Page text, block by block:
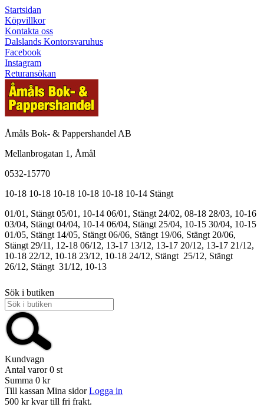
Startsidan
Köpvillkor
Kontakta oss
Dalslands Kontorsvaruhus
Facebook
Instagram
Returansökan
Åmåls Bok- & Pappershandel AB
Mellanbrogatan 1, Åmål
0532-15770
10-18 10-18 10-18 10-18 10-18 10-14 Stängt
01/01, Stängt 05/01, 10-14 06/01, Stängt 24/02, 08-18 28/03, 10-16
03/04, Stängt 04/04, 10-14 06/04, Stängt 25/04, 10-15 30/04, 10-15
01/05, Stängt 14/05, Stängt 06/06, Stängt 19/06, Stängt 20/06,
Stängt 29/11, 12-18 06/12, 13-17 13/12, 13-17 20/12, 13-17 21/12,
10-18 22/12, 10-18 23/12, 10-18 24/12, Stängt 25/12, Stängt
26/12, Stängt 31/12, 10-13
Sök i butiken
Kundvagn
Antal varor 0 st
Summa 0 kr
Till kassan Mina sidor Logga in
500 kr kvar till fri frakt.